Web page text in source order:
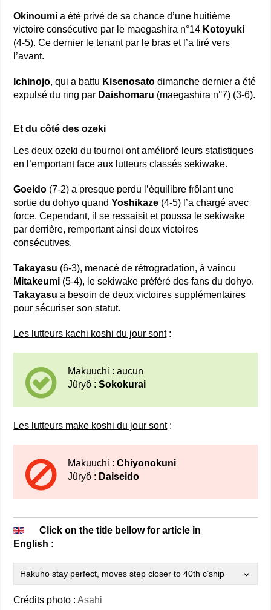
Okinoumi a été privé de sa chance d’une huitième
victoire consécutive par le maegashira n°14 Kotoyuki
(4-5). Ce dernier le tenant par le bras et l’a tiré vers
l’avant.
Ichinojo, qui a battu Kisenosato dimanche dernier a été
expulsé du ring par Daishomaru (maegashira n°7) (3-6).
Et du côté des ozeki
Les deux ozeki du tournoi ont amélioré leurs statistiques
en l’emportant face aux lutteurs classés sekiwake.
Goeido (7-2) a presque perdu l’équilibre frôlant une
sortie du dohyo quandYoshikaze (4-5) l’a chargé avec
force. Cependant, il se ressaisit et poussa le sekiwake
par derrière, remportant ainsi deux victoires
consécutives.
Takayasu (6-3), menacé de rétrogradation, à vaincu
Mitakeumi (5-4), le sekiwake préféré des fans du dohyo.
Takayasu a besoin de deux victoires supplémentaires
pour sécuriser son statut.
Les lutteurs kachi koshi du jour sont:
Makuuchi : aucun
Jûryô :Sokokurai
Les lutteurs make koshi du jour sont:
Makuuchi :Chiyonokuni
Jûryô : Daiseido
Click on the title bellow for article in
English :
Hakuho stay perfect, moves step closer to 40th c’ship
Crédits photo :Asahi